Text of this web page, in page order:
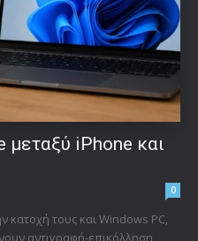
μεταξύ iPhone και
0
κατοχή τους και Windows PC,
αντιγραφή-επικόλληση